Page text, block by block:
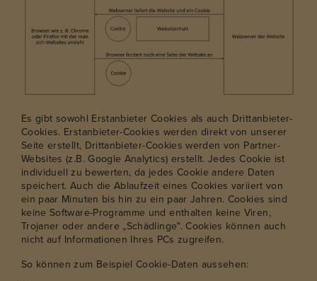
Es gibt sowohl Erstanbieter Cookies als auch Drittanbieter-
Cookies. Erstanbieter-Cookies werden direkt von unserer
Seite erstellt, Drittanbieter-Cookies werden von Partner-
Websites (z.B. Google Analytics) erstellt. Jedes Cookie ist
individuell zu bewerten, da jedes Cookie andere Daten
speichert. Auch die Ablaufzeit eines Cookies variiert von
ein paar Minuten bis hin zu ein paar Jahren. Cookies sind
keine Software-Programme und enthalten keine Viren,
Trojaner oder andere „Schädlinge". Cookies können auch
nicht auf Informationen Ihres PCs zugreifen.
So können zum Beispiel Cookie-Daten aussehen: